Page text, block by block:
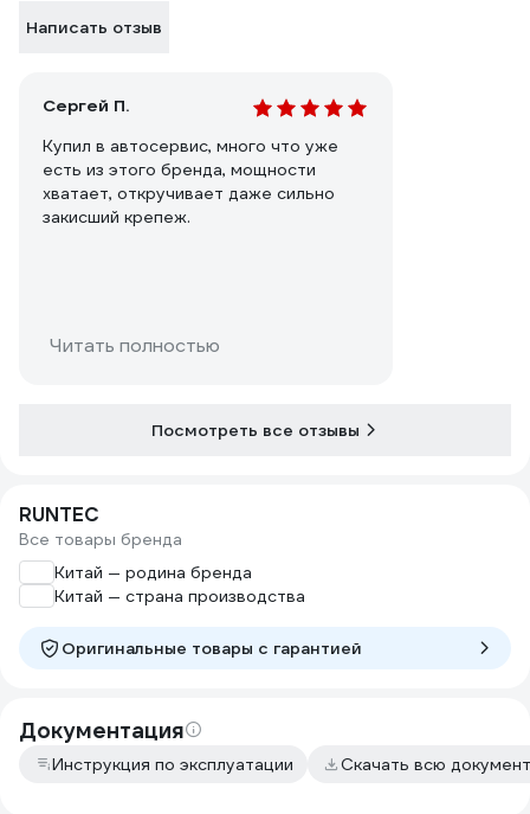
Написать отзыв
Сергей П.
Купил в автосервис, много что уже
есть из этого бренда, мощности
хватает, откручивает даже сильно
закисший крепеж.
Читать полностью
Посмотреть все отзывы
RUNTEC
Все товары бренда
Китай — родина бренда
Китай — страна производства
Оригинальные товары c гарантией
Документация
Инструкция по эксплуатации Скачать всю